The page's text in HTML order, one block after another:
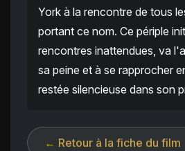
York à la rencontre de tous
portant ce nom. Ce périple
rencontres inattendues, va
sa peine et à se rapprocher
restée silencieuse dans son
← Retour à la fiche du film